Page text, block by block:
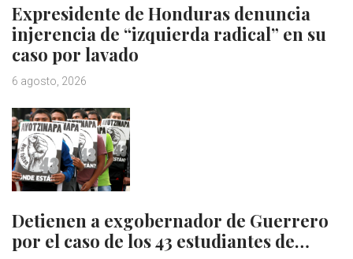
Expresidente de Honduras denuncia
injerencia de “izquierda radical” en su
caso por lavado
6 agosto, 2026
Detienen a exgobernador de Guerrero
por el caso de los 43 estudiantes de…